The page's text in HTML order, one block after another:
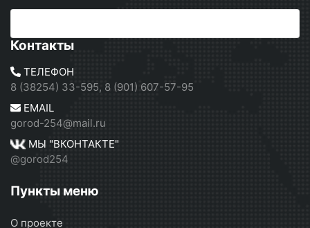
Контакты
ТЕЛЕФОН
8 (38254) 33-595, 8 (901) 607-57-95
EMAIL
gorod-254@mail.ru
МЫ "ВКОНТАКТЕ"
@gorod254
Пункты меню
О проекте